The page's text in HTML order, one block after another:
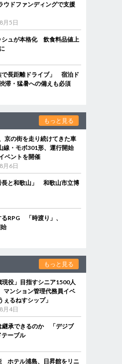
ウドファンディングで支援
月5日
シュが本格化 飲食料品値上
で長距離ドライブ」 宿泊ド
滞・猛暑への備えも必須
もっと見る
京の街を走り続けてきた車
・モボ301形、運行開始
ベントを開催
月6日
長と和歌山」 和歌山市立博
RPG 「時渡り」、
もっと見る
現役」目指すシニア1500人
ンション管理代務員イベ
ぇるねすシップ」
月4日
継承できるのか 「デジブ
テーブル
ホテル浦島、日昇館をリニ